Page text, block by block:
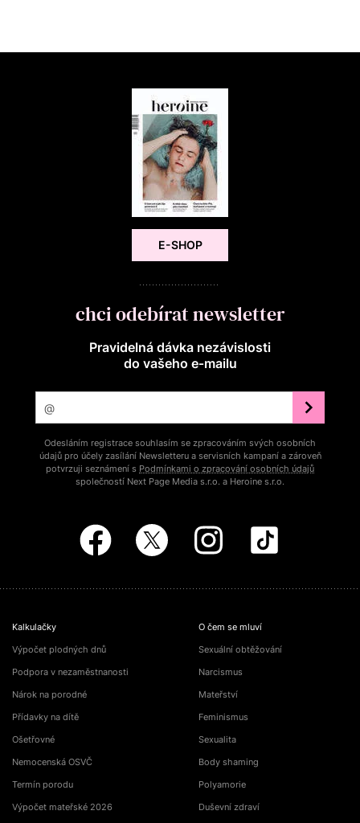
E-SHOP
chci odebírat newsletter
Pravidelná dávka nezávislosti
do vašeho e‑mailu
Odesláním registrace souhlasím se zpracováním svých osobních
údajů pro účely zasílání Newsletteru a servisních kampaní a zároveň
potvrzuji seznámení s Podmínkami o zpracování osobních údajů
společností Next Page Media s.r.o. a Heroine s.r.o.
Kalkulačky
Výpočet plodných dnů
Podpora v nezaměstnanosti
Nárok na porodné
Přídavky na dítě
Ošetřovné
Nemocenská OSVČ
Termín porodu
Výpočet mateřské 2026
O čem se mluví
Sexuální obtěžování
Narcismus
Mateřství
Feminismus
Sexualita
Body shaming
Polyamorie
Duševní zdraví